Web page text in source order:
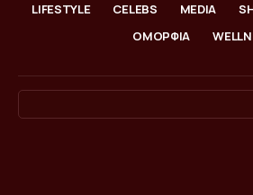
LIFESTYLE CELEBS MEDIA
ΟΜΟΡΦΙΑ